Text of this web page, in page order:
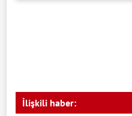
İlişkili haber: